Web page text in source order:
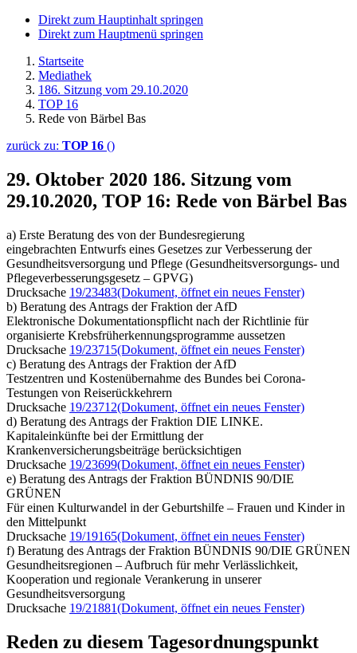
Direkt zum Hauptinhalt springen
Direkt zum Hauptmenü springen
Startseite
Mediathek
186. Sitzung vom 29.10.2020
TOP 16
Rede von Bärbel Bas
zurück zu: TOP 16 ()
29. Oktober 2020 186. Sitzung vom
29.10.2020, TOP 16: Rede von Bärbel Bas
a) Erste Beratung des von der Bundesregierung
eingebrachten Entwurfs eines Gesetzes zur Verbesserung der
Gesundheitsversorgung und Pflege (Gesundheitsversorgungs- und
Pflegeverbesserungsgesetz – GPVG)
Drucksache 19/23483(Dokument, öffnet ein neues Fenster)
b) Beratung des Antrags der Fraktion der AfD
Elektronische Dokumentationspflicht nach der Richtlinie für
organisierte Krebsfrüherkennungsprogramme aussetzen
Drucksache 19/23715(Dokument, öffnet ein neues Fenster)
c) Beratung des Antrags der Fraktion der AfD
Testzentren und Kostenübernahme des Bundes bei Corona-
Testungen von Reiserückkehrern
Drucksache 19/23712(Dokument, öffnet ein neues Fenster)
d) Beratung des Antrags der Fraktion DIE LINKE.
Kapitaleinkünfte bei der Ermittlung der
Krankenversicherungsbeiträge berücksichtigen
Drucksache 19/23699(Dokument, öffnet ein neues Fenster)
e) Beratung des Antrags der Fraktion BÜNDNIS 90/DIE
GRÜNEN
Für einen Kulturwandel in der Geburtshilfe – Frauen und Kinder in
den Mittelpunkt
Drucksache 19/19165(Dokument, öffnet ein neues Fenster)
f) Beratung des Antrags der Fraktion BÜNDNIS 90/DIE GRÜNEN
Gesundheitsregionen – Aufbruch für mehr Verlässlichkeit,
Kooperation und regionale Verankerung in unserer
Gesundheitsversorgung
Drucksache 19/21881(Dokument, öffnet ein neues Fenster)
Reden zu diesem Tagesordnungspunkt